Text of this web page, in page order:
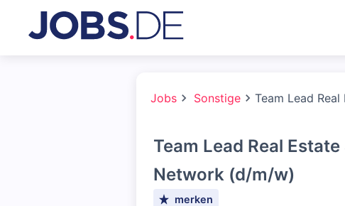
Jobs Sonstige Team Lead
Team Lead Real
Network (d/m/w)
merken